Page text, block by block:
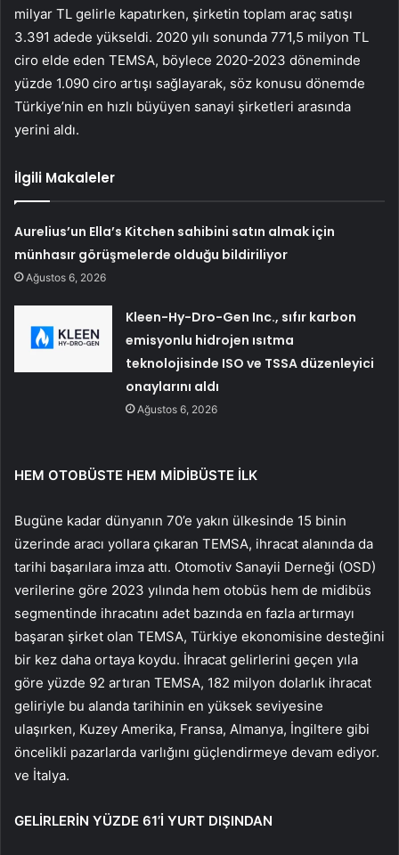
milyar TL gelirle kapatırken, şirketin toplam araç satışı
3.391 adede yükseldi. 2020 yılı sonunda 771,5 milyon TL
ciro elde eden TEMSA, böylece 2020-2023 döneminde
yüzde 1.090 ciro artışı sağlayarak, söz konusu dönemde
Türkiye’nin en hızlı büyüyen sanayi şirketleri arasında
yerini aldı.
İlgili Makaleler
Aurelius’un Ella’s Kitchen sahibini satın almak için
münhasır görüşmelerde olduğu bildiriliyor
Ağustos 6, 2026
Kleen-Hy-Dro-Gen Inc., sıfır karbon
emisyonlu hidrojen ısıtma
teknolojisinde ISO ve TSSA düzenleyici
onaylarını aldı
Ağustos 6, 2026
HEM OTOBÜSTE HEM MİDİBÜSTE İLK
Bugüne kadar dünyanın 70’e yakın ülkesinde 15 binin
üzerinde aracı yollara çıkaran TEMSA, ihracat alanında da
tarihi başarılara imza attı. Otomotiv Sanayii Derneği (OSD)
verilerine göre 2023 yılında hem otobüs hem de midibüs
segmentinde ihracatını adet bazında en fazla artırmayı
başaran şirket olan TEMSA, Türkiye ekonomisine desteğini
bir kez daha ortaya koydu. İhracat gelirlerini geçen yıla
göre yüzde 92 artıran TEMSA, 182 milyon dolarlık ihracat
geliriyle bu alanda tarihinin en yüksek seviyesine
ulaşırken, Kuzey Amerika, Fransa, Almanya, İngiltere gibi
öncelikli pazarlarda varlığını güçlendirmeye devam ediyor.
ve İtalya.
GELİRLERİN YÜZDE 61’İ YURT DIŞINDAN